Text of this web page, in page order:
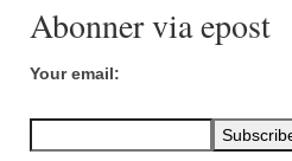
Paprikapulver, edelsøtt
Parisisk pepper
Abonner via epost
Your email: